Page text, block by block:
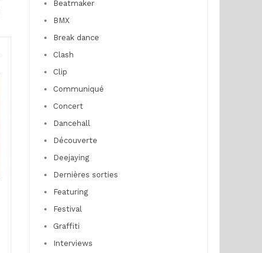
Beatmaker
BMX
Break dance
Clash
Clip
Communiqué
Concert
Dancehall
Découverte
Deejaying
Dernières sorties
Featuring
Festival
Graffiti
Interviews